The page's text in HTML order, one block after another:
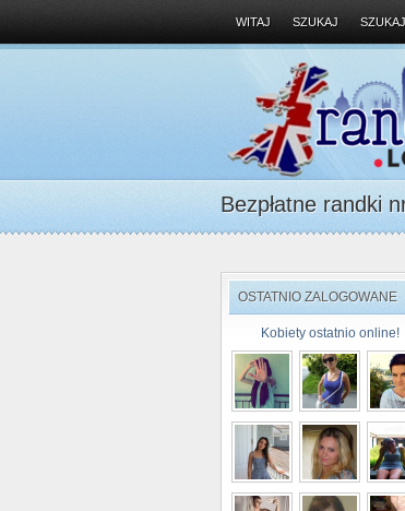
WITAJ SZUKAJ
Bezpłatne randki
OSTATNIO ZALOGOWANE
Kobiety ostatnio online!